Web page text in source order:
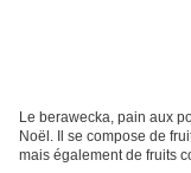
Le berawecka, pain aux
Noël. Il se compose de
mais également de fruits